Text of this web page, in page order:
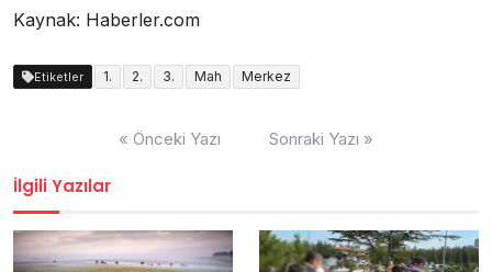
Kaynak: Haberler.com
Etiketler 1. 2. 3. Mah Merkez
« Önceki Yazı Sonraki Yazı »
İlgili Yazılar